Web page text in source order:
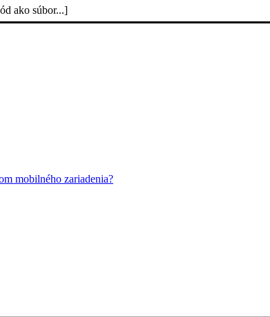
ako súbor...]
mobilného zariadenia?